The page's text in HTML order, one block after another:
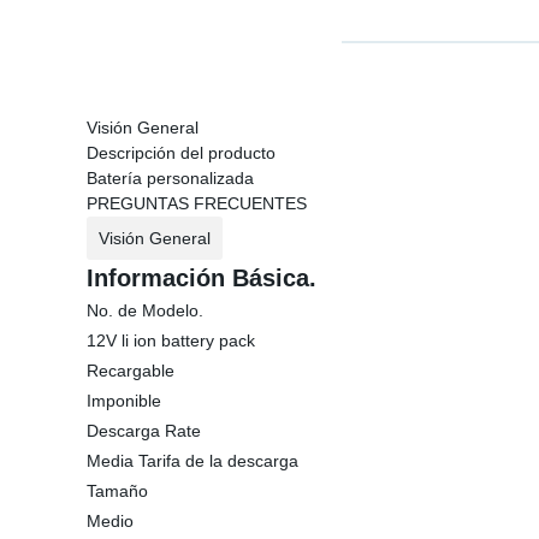
Visión General
Descripción del producto
Batería personalizada
PREGUNTAS FRECUENTES
Visión General
Información Básica.
No. de Modelo.
12V li ion battery pack
Recargable
Imponible
Descarga Rate
Media Tarifa de la descarga
Tamaño
Medio